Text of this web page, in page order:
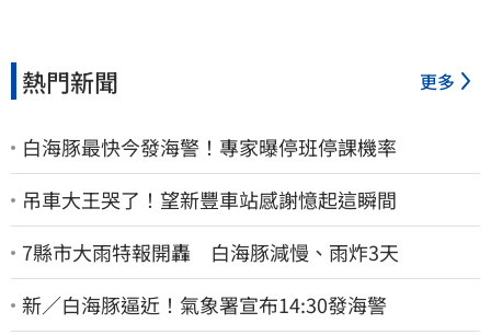
熱門新聞 更多
白海豚最快今發海警！專家曝停班停課機率
吊車大王哭了！望新豐車站感謝憶起這瞬間
7縣市大雨特報開轟 白海豚減慢、雨炸3天
新／白海豚逼近！氣象署宣布14:30發海警